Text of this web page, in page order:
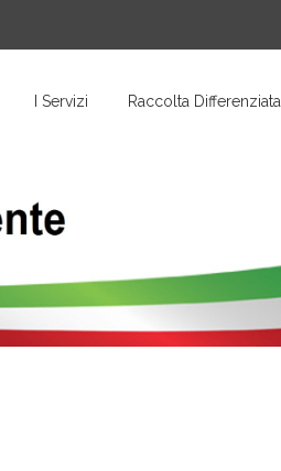
I Servizi Raccolta Differenziata